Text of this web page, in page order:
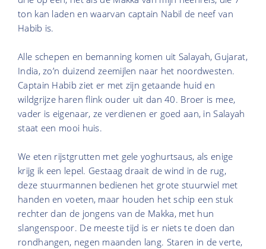
ton kan laden en waarvan captain Nabil de neef van
Habib is.
Alle schepen en bemanning komen uit Salayah, Gujarat,
India, zo’n duizend zeemijlen naar het noordwesten.
Captain Habib ziet er met zijn getaande huid en
wildgrijze haren flink ouder uit dan 40. Broer is mee,
vader is eigenaar, ze verdienen er goed aan, in Salayah
staat een mooi huis.
We eten rijstgrutten met gele yoghurtsaus, als enige
krijg ik een lepel. Gestaag draait de wind in de rug,
deze stuurmannen bedienen het grote stuurwiel met
handen en voeten, maar houden het schip een stuk
rechter dan de jongens van de Makka, met hun
slangenspoor. De meeste tijd is er niets te doen dan
rondhangen, negen maanden lang. Staren in de verte,